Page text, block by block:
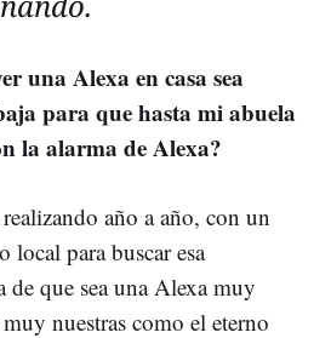
una Alexa en casa sea
para que hasta mi abuela
la alarma de Alexa?
año a año, con un
local para buscar esa
de que sea una Alexa muy
nuestras como el eterno